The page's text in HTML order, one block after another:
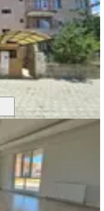
Mahallesi
Kat 17.07.2026
Daire
Mahallesi
Giriş (Zemin)